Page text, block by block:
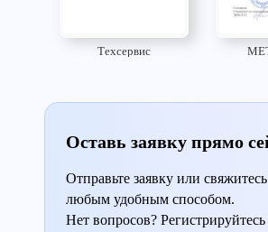
Техсервис
Оставь заявку прямо
Отправьте заявку или
любым удобным способом.
Нет вопросов? Регистрируйтесь